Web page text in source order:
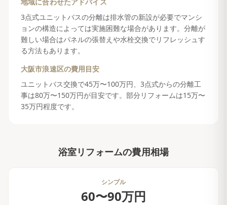
地域に合わせたアドバイス
3点式ユニットバスの分離は排水管の新設が必要でマンシ
ョンの構造によっては実施困難な場合があります。分離が
難しい場合はパネルの張替えや水栓交換でリフレッシュす
る方法もあります。
大阪市浪速区の費用目安
ユニットバス交換で45万〜100万円、3点式からの分離工
事は80万〜150万円が目安です。部分リフォームは15万〜
35万円程度です。
浴室リフォームの費用相場
シンプル
60〜90万円